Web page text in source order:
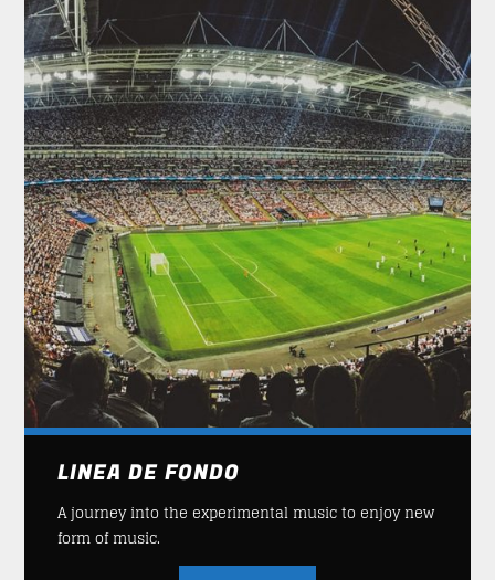
LINEA DE FONDO
A journey into the experimental music to enjoy new
form of music.